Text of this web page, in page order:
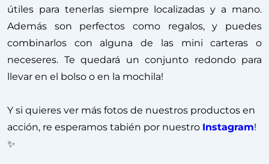
útiles para tenerlas siempre localizadas y a mano.
Además son perfectos como regalos, y puedes
combinarlos con alguna de las mini carteras o
neceseres. Te quedará un conjunto redondo para
llevar en el bolso o en la mochila!
Y si quieres ver más fotos de nuestros productos en
acción, re esperamos tabién por nuestro Instagram!
✨